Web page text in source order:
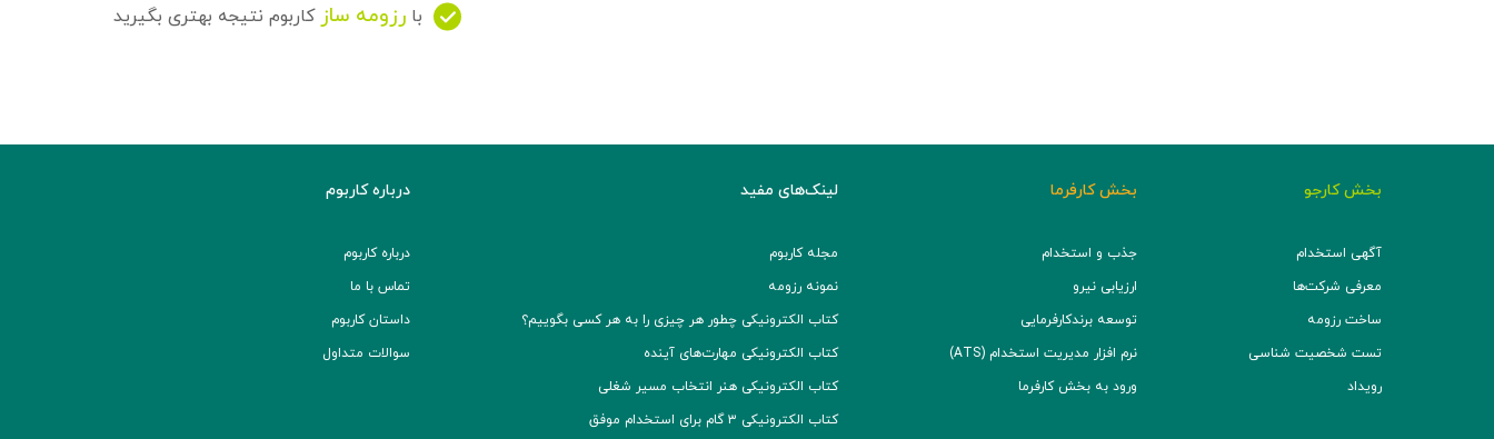
با رزومه ساز کاربوم نتیجه بهتری بگیرید
بخش کارجو
آگهی استخدام
معرفی شرکت‌ها
ساخت رزومه
تست شخصیت شناسی
رویداد
بخش کارفرما
جذب و استخدام
ارزیابی نیرو
توسعه برند‌کارفرمایی
نرم افزار مدیریت استخدام (ATS)
ورود به بخش کارفرما
لینک‌های مفید
مجله کاربوم
نمونه رزومه
کتاب الکترونیکی چطور هر چیزی را به هر کسی بگوییم؟
کتاب الکترونیکی مهارت‌های آینده
کتاب الکترونیکی هنر انتخاب مسیر شغلی
کتاب الکترونیکی ۳ گام برای استخدام موفق
درباره کاربوم
درباره کاربوم
تماس با ما
داستان کاربوم
سوالات متداول